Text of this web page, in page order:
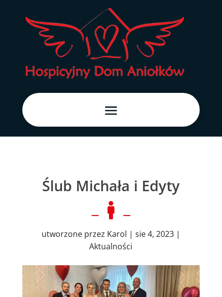
Ślub Michała i Edyty

utworzone przez Karol | sie 4, 2023|
Aktualności